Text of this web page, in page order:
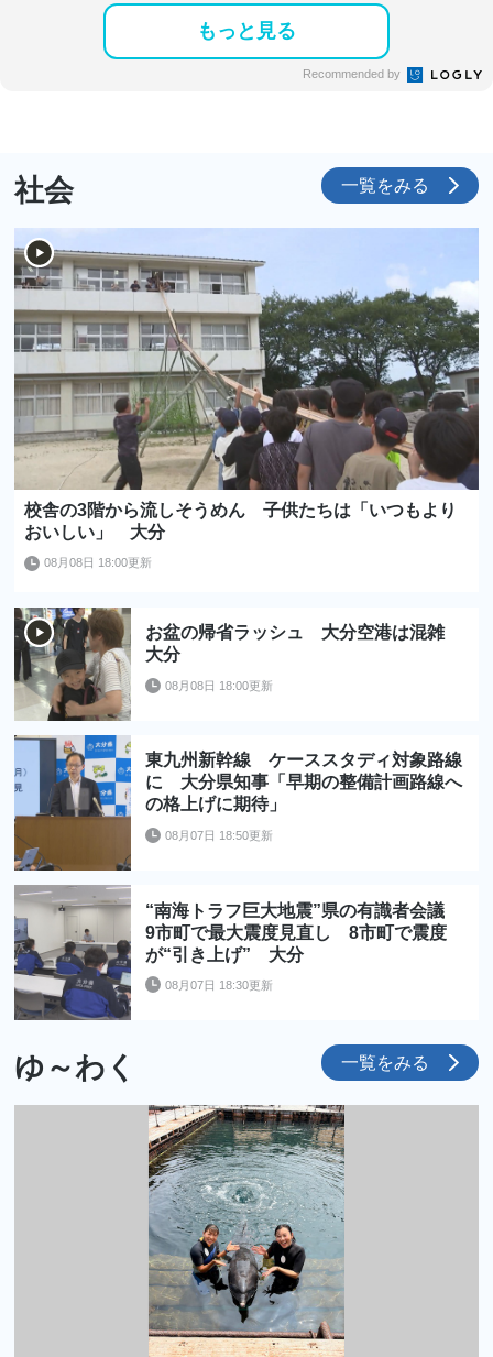
もっと見る
Recommended by
社会 一覧をみる
校舎の3階から流しそうめん 子供たちは「いつもより
おいしい」 大分
08月08日 18:00更新
お盆の帰省ラッシュ 大分空港は混雑
大分
08月08日 18:00更新
東九州新幹線 ケーススタディ対象路線
に 大分県知事「早期の整備計画路線へ
の格上げに期待」
08月07日 18:50更新
“南海トラフ巨大地震”県の有識者会議
9市町で最大震度見直し 8市町で震度
が“引き上げ” 大分
08月07日 18:30更新
ゆ～わく 一覧をみる